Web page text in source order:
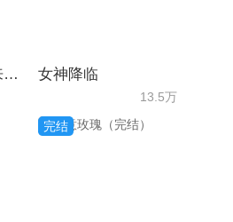
完结|快穿之我替女配来虐渣 女神降临
13.5万
完结